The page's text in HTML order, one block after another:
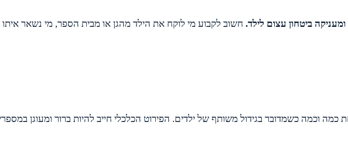
ביטחון עצום לילד. חשוב לקבוע מי לוקח את הילד מהגן או מבית הספר, מי נשאר
וכמה כשמדובר בגידול משותף של ילדים. הפירוט הכלכלי חייב להיות ברור ומעוגן